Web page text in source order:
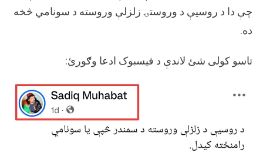
چې دا د روسیې د وروستۍ زلزلې وروسته د سونامي څخه
ده.
تاسو کولی شئ لاندې د فیسبوک ادعا وګورئ: